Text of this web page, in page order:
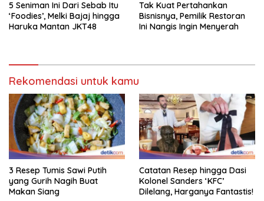
5 Seniman Ini Dari Sebab Itu
‘Foodies’, Melki Bajaj hingga
Haruka Mantan JKT48
Tak Kuat Pertahankan
Bisnisnya, Pemilik Restoran
Ini Nangis Ingin Menyerah
Rekomendasi untuk kamu
3 Resep Tumis Sawi Putih
yang Gurih Nagih Buat
Makan Siang
Catatan Resep hingga Dasi
Kolonel Sanders ‘KFC’
Dilelang, Harganya Fantastis!